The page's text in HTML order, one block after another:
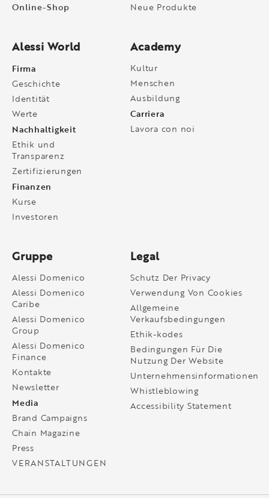
Online-Shop
Neue Produkte
Alessi World
Firma
Geschichte
Identität
Werte
Nachhaltigkeit
Ethik und
Transparenz
Zertifizierungen
Finanzen
Kurse
Investoren
Academy
Kultur
Menschen
Ausbildung
Carriera
Lavora con noi
Gruppe
Alessi Domenico
Alessi Domenico
Caribe
Alessi Domenico
Group
Alessi Domenico
Finance
Kontakte
Newsletter
Media
Brand Campaigns
Chain Magazine
Press
VERANSTALTUNGEN
Legal
Schutz Der Privacy
Verwendung Von Cookies
Allgemeine
Verkaufsbedingungen
Ethik-kodes
Bedingungen Für Die
Nutzung Der Website
Unternehmensinformationen
Whistleblowing
Accessibility Statement